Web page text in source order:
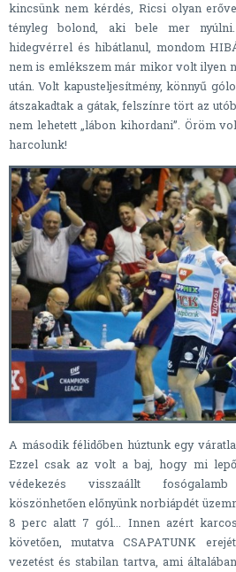
kincsünk nem kérdés, Ricsi olyan
tényleg bolond, aki bele mer
hidegvérrel és hibátlanul, mondom
nem is emlékszem már mikor volt ilyen
után. Volt kapusteljesítmény, könnyű
átszakadtak a gátak, felszínre tört az
nem lehetett „lábon kihordani”. Öröm
harcolunk!
A második félidőben húztunk egy
Ezzel csak az volt a baj, hogy mi
védekezés visszaállt
köszönhetően előnyünk norbiápdét
8 perc alatt 7 gól... Innen azért
követően, mutatva CSAPATUNK
vezetést és stabilan tartva, ami